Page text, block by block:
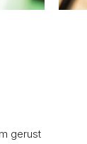
gerust